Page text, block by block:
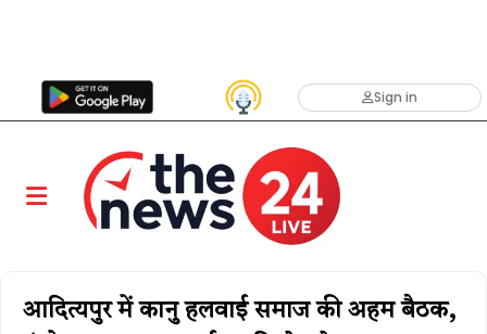
Sign in
आदित्यपुर में कानु हलवाई समाज की अहम बैठक,